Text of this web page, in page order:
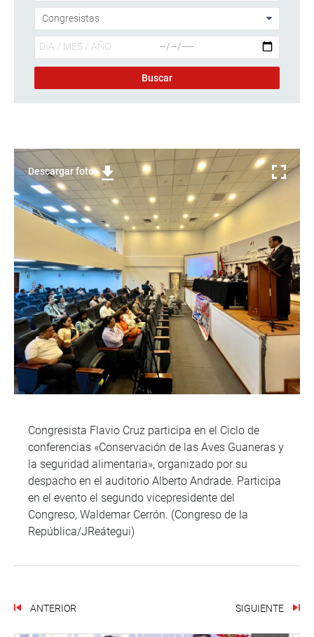
Descargar foto
Congresista Flavio Cruz participa en el Ciclo de
conferencias «Conservación de las Aves Guaneras y
la seguridad alimentaria», organizado por su
despacho en el auditorio Alberto Andrade. Participa
en el evento el segundo vicepresidente del
Congreso, Waldemar Cerrón. (Congreso de la
República/JReátegui)
ANTERIOR SIGUIENTE